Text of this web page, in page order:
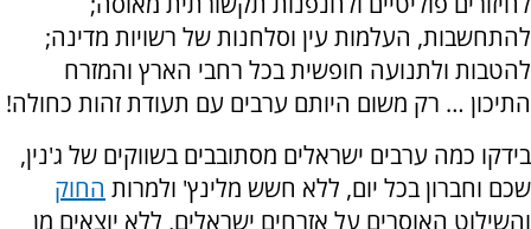
להתחשבות, העלמות עין וסלחנות של רשויות מדינה;
להטבות ולתנועה חופשית בכל רחבי הארץ והמזרח
התיכון … רק משום היותם ערבים עם תעודת זהות כחולה!
בידקו כמה ערבים ישראלים מסתובבים בשווקים של ג'נין,
שכם וחברון בכל יום, ללא חשש מלינץ' ולמרות החוק
והשילוט האוסרים על אזרחים ישראלים, ללא יוצאים מן